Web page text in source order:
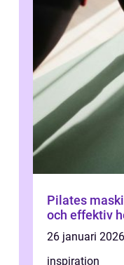
Pilates maskiner nyckeln till
och effektiv
26 januari 2026
inspiration